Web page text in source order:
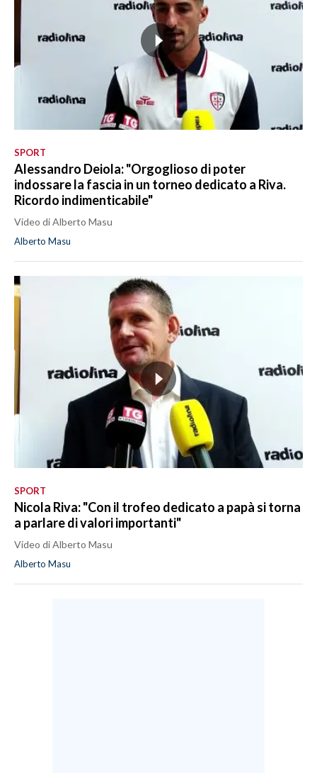
SPORT
Alessandro Deiola: "Orgoglioso di poter
indossare la fascia in un torneo dedicato a Riva.
Ricordo indimenticabile"
Video di Alberto Masu
Alberto Masu
SPORT
Nicola Riva: "Con il trofeo dedicato a papà si torna
a parlare di valori importanti"
Video di Alberto Masu
Alberto Masu